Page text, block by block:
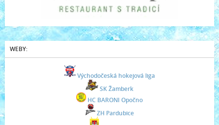
WEBY:
Východočeská hokejová liga
SK Žamberk
HC BARONI Opočno
ZH Pardubice